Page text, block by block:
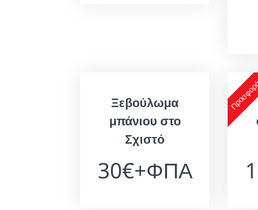
Ξεβούλωμα
μπάνιου στο
Σχιστό
30€+ΦΠΑ